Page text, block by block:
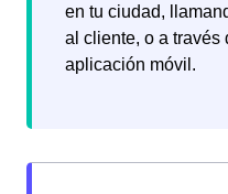
en tu ciudad,
al cliente, o a través
aplicación móvil.